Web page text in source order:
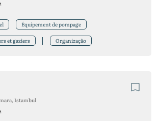
Équipement de pompage
et gaziers Organização
Istambul